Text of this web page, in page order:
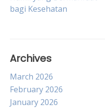
navigation
bagi Kesehatan
Archives
March 2026
February 2026
January 2026